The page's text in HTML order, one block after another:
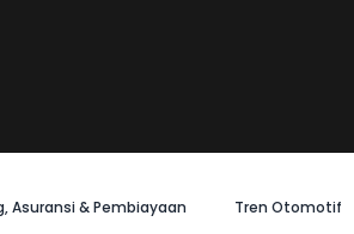
Asuransi & Pembiayaan Tren Otomotif